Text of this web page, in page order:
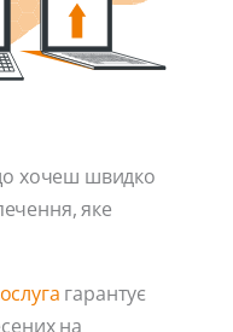
хочеш швидко
яке
гарантує
на